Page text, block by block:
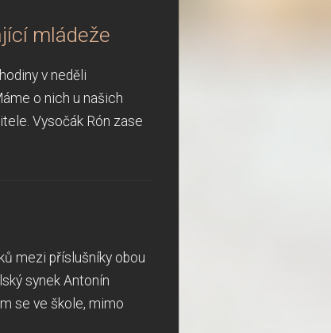
mládeže
v neděli
o nich u našich
Vysočák Rón zase
mezi příslušníky obou
synek Antonín
se ve škole, mimo